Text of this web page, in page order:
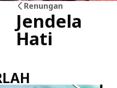
Renungan
Jendela
Hati